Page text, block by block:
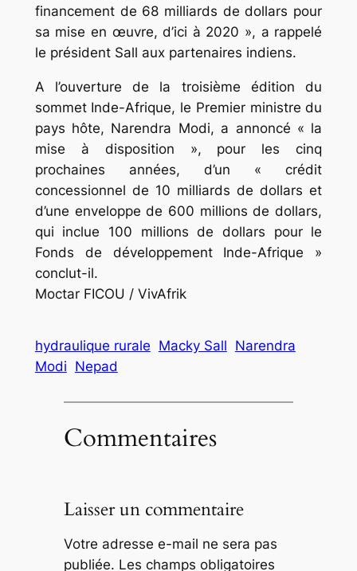
financement de 68 milliards de dollars pour
sa mise en œuvre, d’ici à 2020 », a rappelé
le président Sall aux partenaires indiens.
A l’ouverture de la troisième édition du
sommet Inde-Afrique, le Premier ministre du
pays hôte, Narendra Modi, a annoncé « la
mise à disposition », pour les cinq
prochaines années, d’un « crédit
concessionnel de 10 milliards de dollars et
d’une enveloppe de 600 millions de dollars,
qui inclue 100 millions de dollars pour le
Fonds de développement Inde-Afrique »
conclut-il.
Moctar FICOU / VivAfrik
hydraulique rurale Macky Sall Narendra
Modi Nepad
Commentaires
Laisser un commentaire
Votre adresse e-mail ne sera pas
publiée. Les champs obligatoires